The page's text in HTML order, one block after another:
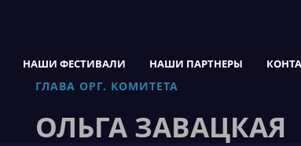
НАШИ ФЕСТИВАЛИ НАШИ ПАРТНЕРЫ
ГЛАВА ОРГ. КОМИТЕТА
ОЛЬГА ЗАВАЦКАЯ